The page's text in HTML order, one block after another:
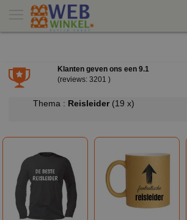
Klanten geven ons een 9.1
(reviews: 3201 )
Thema : Reisleider (19 x)